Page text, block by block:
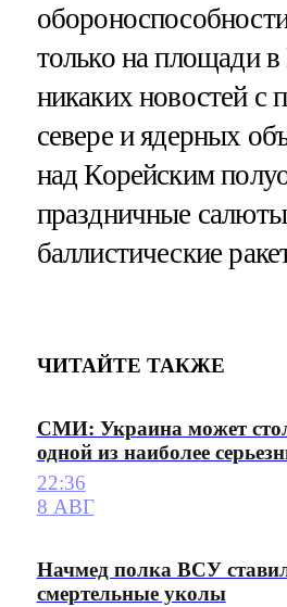
только на площади
никаких новостей с
севере и ядерных
над Корейским
праздничные
баллистические
ЧИТАЙТЕ ТАКЖЕ
СМИ: Украина может
одной из наиболее
22:36
8 АВГ
Начмед полка ВСУ
смертельные уколы